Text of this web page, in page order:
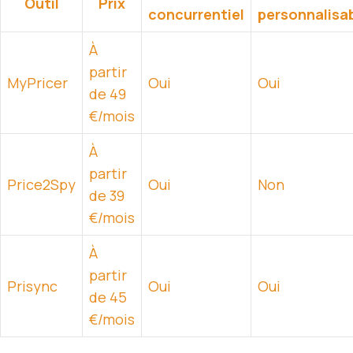
concurrentiel
MyPricer
À
partir
de 49
€/mois
Oui Oui
Price2Spy
À
partir
de 39
€/mois
Oui Non
Prisync
À
partir
de 45
€/mois
Oui Oui